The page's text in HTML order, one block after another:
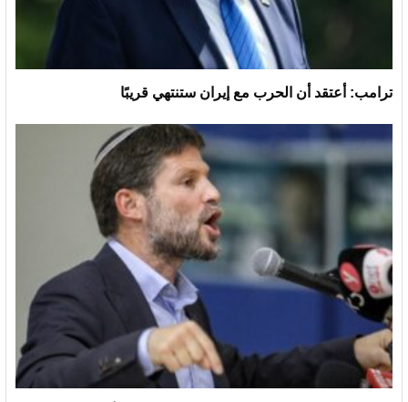
ترامب: أعتقد أن الحرب مع إيران ستنتهي قريبًا